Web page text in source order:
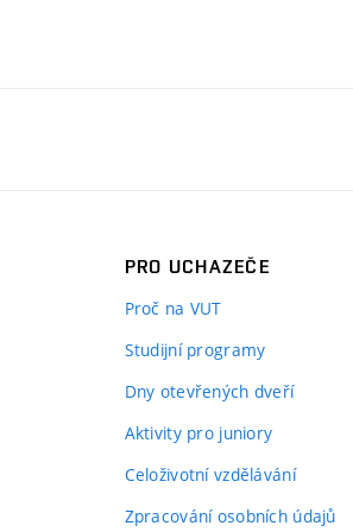
Publikace s
citovaností, které
Mimořádný
Mimořádný
Mimořádné
PRO UCHAZEČE
Proč na VUT
Studijní programy
Dny otevřených dveří
Aktivity pro juniory
Celoživotní vzdělávání
Zpracování osobních údajů